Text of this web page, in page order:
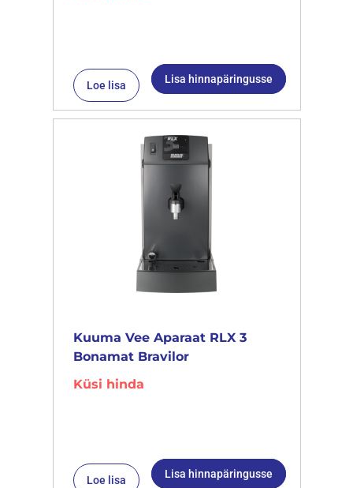
Loe lisa Lisa hinnapäringusse
Kuuma Vee Aparaat RLX 3
Bonamat Bravilor
Küsi hinda
Loe lisa Lisa hinnapäringusse